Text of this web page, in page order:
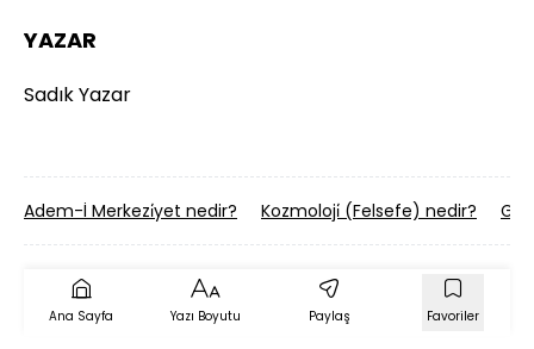
YAZAR
Sadık Yazar
Adem-İ Merkezi̇yet nedir? Kozmoloji̇ (Felsefe) nedir?
Ana Sayfa Yazı Boyutu Paylaş Favoriler